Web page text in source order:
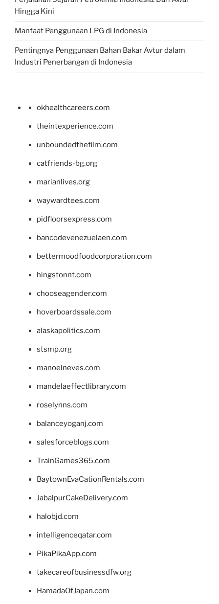
Hingga Kini
Manfaat Penggunaan LPG di Indonesia
Pentingnya Penggunaan Bahan Bakar Avtur dalam
Industri Penerbangan di Indonesia
okhealthcareers.com
theintexperience.com
unboundedthefilm.com
catfriends-bg.org
marianlives.org
waywardtees.com
pidfloorsexpress.com
bancodevenezuelaen.com
bettermoodfoodcorporation.com
hingstonnt.com
chooseagender.com
hoverboardssale.com
alaskapolitics.com
stsmp.org
manoelneves.com
mandelaeffectlibrary.com
roselynns.com
balanceyoganj.com
salesforceblogs.com
TrainGames365.com
BaytownEvaCationRentals.com
JabalpurCakeDelivery.com
halobjd.com
intelligenceqatar.com
PikaPikaApp.com
takecareofbusinessdfw.org
HamadaOfJapan.com